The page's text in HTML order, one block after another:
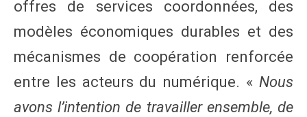
offres de services coordonnées, des
modèles économiques durables et des
mécanismes de coopération renforcée
entre les acteurs du numérique. « Nous
avons l’intention de travailler ensemble, de